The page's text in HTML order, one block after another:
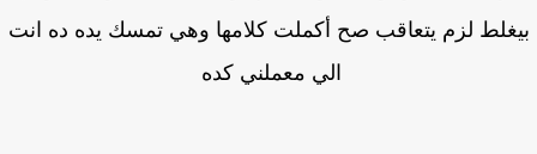
لزم يتعاقب صح أكملت كلامها وهي تمسك يده ده انت
الي معملني كده